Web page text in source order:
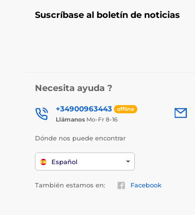
Suscríbase al boletín de noticias
Necesita ayuda ?
+34900963443 offline
Llámanos Mo-Fr 8-16
Dónde nos puede encontrar
Español
También estamos en: Facebook